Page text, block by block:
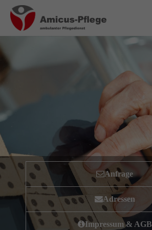
Login
Anmelden
Register| Lost your password?
Über uns
Anfrage
Adressen
Impressum & AGB